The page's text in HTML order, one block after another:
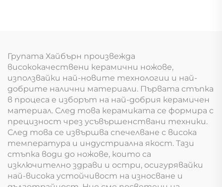
Групата Хайбърн произвежда
висококачествени керамични ножове,
използвайки най-новите технологии и най-
добрите налични материали. Първата стъпка
в процеса е изборът на най-добрия керамичен
материал. След това керамиката се формира с
прецизност чрез усъвършенствани техники.
След това се извършва спечелване с висока
температура и индустриална якост. Тази
стъпка води до ножове, които са
изключително здрави и остри, осигурявайки
най-висока устойчивост на износване и